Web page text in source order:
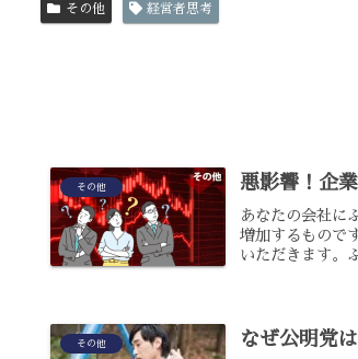
その他 経営者思考
その他 悪影響！企
あなたの会社に
増加するもので
いただきます。
その他 なぜ公明党